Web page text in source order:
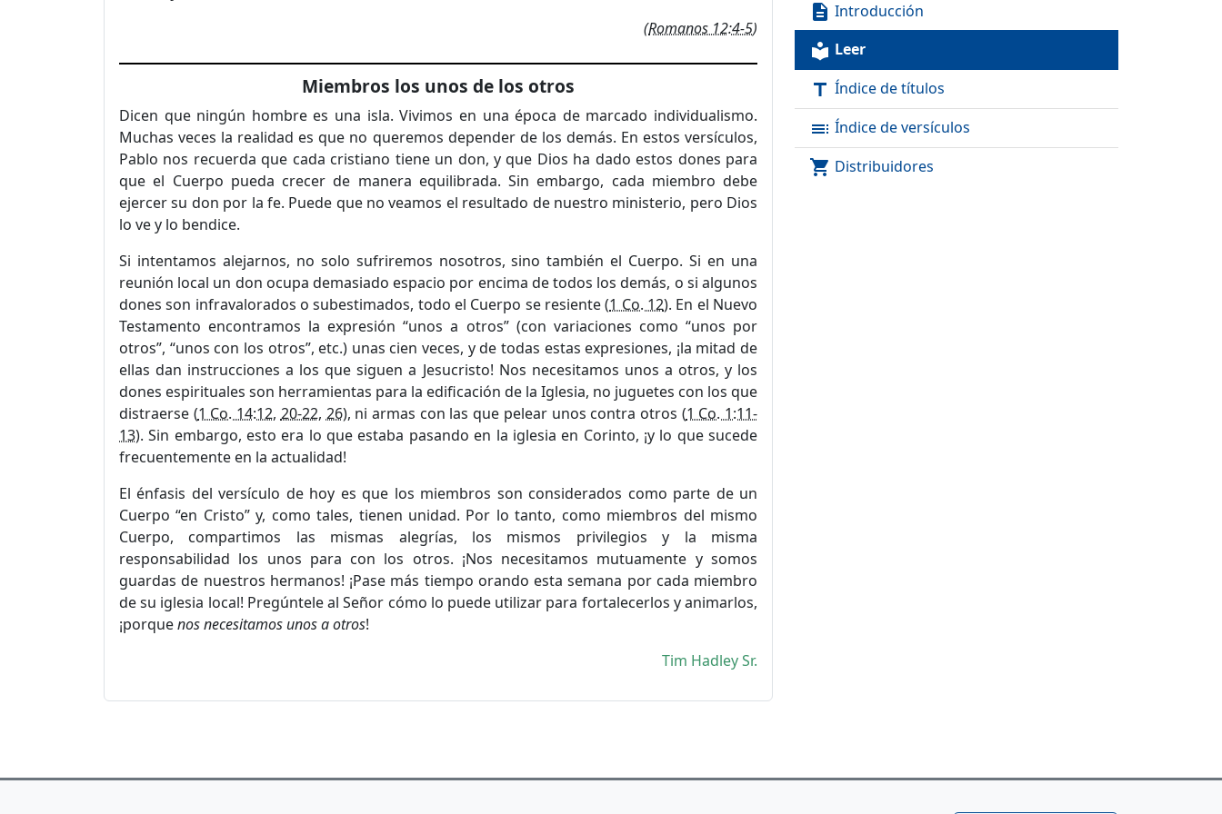
(Romanos 12:4-5)
Miembros los unos de los otros
Dicen que ningún hombre es una isla. Vivimos en una época de marcado individualismo.
Muchas veces la realidad es que no queremos depender de los demás. En estos versículos,
Pablo nos recuerda que cada cristiano tiene un don, y que Dios ha dado estos dones para
que el Cuerpo pueda crecer de manera equilibrada. Sin embargo, cada miembro debe
ejercer su don por la fe. Puede que no veamos el resultado de nuestro ministerio, pero Dios
lo ve y lo bendice.
Si intentamos alejarnos, no solo sufriremos nosotros, sino también el Cuerpo. Si en una
reunión local un don ocupa demasiado espacio por encima de todos los demás, o si algunos
dones son infravalorados o subestimados, todo el Cuerpo se resiente (1 Co. 12). En el Nuevo
Testamento encontramos la expresión “unos a otros” (con variaciones como “unos por
otros”, “unos con los otros”, etc.) unas cien veces, y de todas estas expresiones, ¡la mitad de
ellas dan instrucciones a los que siguen a Jesucristo! Nos necesitamos unos a otros, y los
dones espirituales son herramientas para la edificación de la Iglesia, no juguetes con los que
distraerse (1 Co. 14:12, 20-22, 26), ni armas con las que pelear unos contra otros (1 Co. 1:11-
13). Sin embargo, esto era lo que estaba pasando en la iglesia en Corinto, ¡y lo que sucede
frecuentemente en la actualidad!
El énfasis del versículo de hoy es que los miembros son considerados como parte de un
Cuerpo “en Cristo” y, como tales, tienen unidad. Por lo tanto, como miembros del mismo
Cuerpo, compartimos las mismas alegrías, los mismos privilegios y la misma
responsabilidad los unos para con los otros. ¡Nos necesitamos mutuamente y somos
guardas de nuestros hermanos! ¡Pase más tiempo orando esta semana por cada miembro
de su iglesia local! Pregúntele al Señor cómo lo puede utilizar para fortalecerlos y animarlos,
¡porquenos necesitamos unos a otros!
Tim Hadley Sr.
description Introducción
local_library Leer
title Índice de títulos
toc Índice de versículos
shopping_cart Distribuidores